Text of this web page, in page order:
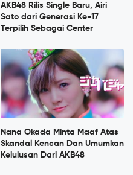
AKB48 Rilis Single Baru, Airi
Sato dari Generasi Ke-17
Terpilih Sebagai Center
Nana Okada Minta Maaf Atas
Skandal Kencan Dan Umumkan
Kelulusan Dari AKB48